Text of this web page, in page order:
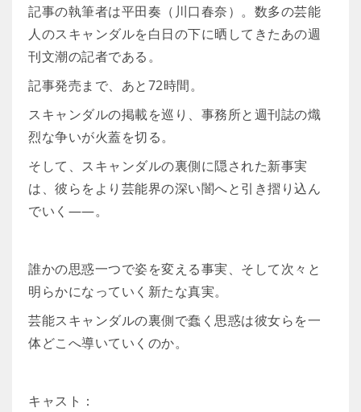
記事の執筆者は平田奏（川口春奈）。数多の芸能
人のスキャンダルを白日の下に晒してきたあの週
刊文潮の記者である。
記事発売まで、あと72時間。
スキャンダルの掲載を巡り、事務所と週刊誌の熾
烈な争いが火蓋を切る。
そして、スキャンダルの裏側に隠された新事実
は、彼らをより芸能界の深い闇へと引き摺り込ん
でいく――。
誰かの思惑一つで姿を変える事実、そして次々と
明らかになっていく新たな真実。
芸能スキャンダルの裏側で蠢く思惑は彼女らを一
体どこへ導いていくのか。
キャスト：